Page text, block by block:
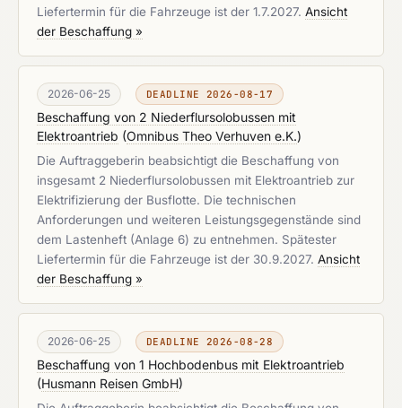
Liefertermin für die Fahrzeuge ist der 1.7.2027. Ansicht
der Beschaffung »
2026-06-25 DEADLINE 2026-08-17
Beschaffung von 2 Niederflursolobussen mit
Elektroantrieb (Omnibus Theo Verhuven e.K.)
Die Auftraggeberin beabsichtigt die Beschaffung von
insgesamt 2 Niederflursolobussen mit Elektroantrieb zur
Elektrifizierung der Busflotte. Die technischen
Anforderungen und weiteren Leistungsgegenstände sind
dem Lastenheft (Anlage 6) zu entnehmen. Spätester
Liefertermin für die Fahrzeuge ist der 30.9.2027. Ansicht
der Beschaffung »
2026-06-25 DEADLINE 2026-08-28
Beschaffung von 1 Hochbodenbus mit Elektroantrieb
(Husmann Reisen GmbH)